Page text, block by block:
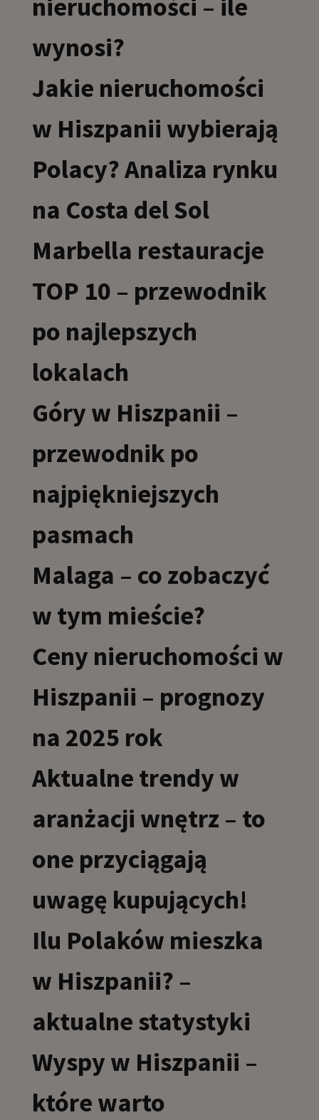
nieruchomości – ile
wynosi?
Jakie nieruchomości
w Hiszpanii wybierają
Polacy? Analiza rynku
na Costa del Sol
Marbella restauracje
TOP 10 – przewodnik
po najlepszych
lokalach
Góry w Hiszpanii –
przewodnik po
najpiękniejszych
pasmach
Malaga – co zobaczyć
w tym mieście?
Ceny nieruchomości w
Hiszpanii – prognozy
na 2025 rok
Aktualne trendy w
aranżacji wnętrz – to
one przyciągają
uwagę kupujących!
Ilu Polaków mieszka
w Hiszpanii? –
aktualne statystyki
Wyspy w Hiszpanii –
które warto